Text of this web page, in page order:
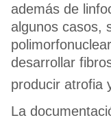
además de
algunos casos,
desarrollar
producir atrofia
La